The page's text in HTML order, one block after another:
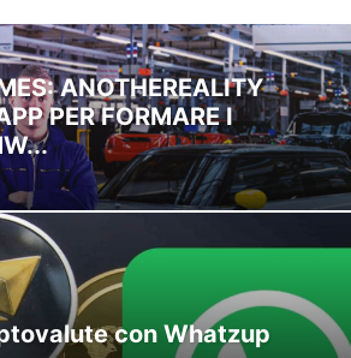
ANOTHEREALITY
PER FORMARE I
con Whatzup